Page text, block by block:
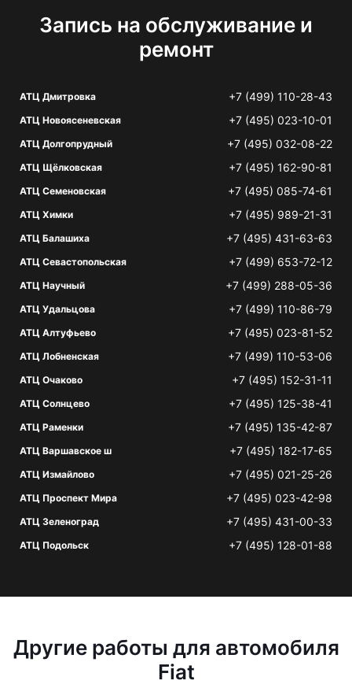
Запись на обслуживание и
ремонт
АТЦ Дмитровка +7 (499) 110-28-43
АТЦ Новоясеневская +7 (495) 023-10-01
АТЦ Долгопрудный +7 (495) 032-08-22
АТЦ Щёлковская +7 (495) 162-90-81
АТЦ Семеновская +7 (495) 085-74-61
АТЦ Химки +7 (495) 989-21-31
АТЦ Балашиха +7 (495) 431-63-63
АТЦ Севастопольская +7 (499) 653-72-12
АТЦ Научный +7 (499) 288-05-36
АТЦ Удальцова +7 (499) 110-86-79
АТЦ Алтуфьево +7 (495) 023-81-52
АТЦ Лобненская +7 (499) 110-53-06
АТЦ Очаково +7 (495) 152-31-11
АТЦ Солнцево +7 (495) 125-38-41
АТЦ Раменки +7 (495) 135-42-87
АТЦ Варшавское ш +7 (495) 182-17-65
АТЦ Измайлово +7 (495) 021-25-26
АТЦ Проспект Мира +7 (495) 023-42-98
АТЦ Зеленоград +7 (495) 431-00-33
АТЦ Подольск +7 (495) 128-01-88
Другие работы для автомобиля
Fiat